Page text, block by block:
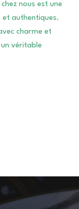
nous est une
et authentiques.
charme et
véritable